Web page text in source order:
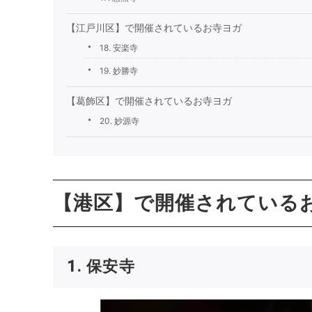
【江戸川区】で開催されているお寺ヨガ
18. 安楽寺
19. 妙勝寺
【葛飾区】で開催されているお寺ヨガ
20. 妙源寺
【港区】で開催されている
1. 保安寺